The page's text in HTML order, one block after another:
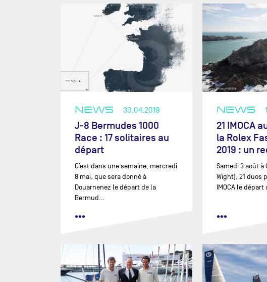
TOM LAPERCHE
TANGUY LEGLATIN
MARIANA LOBATO
XAVIER MACAIRE
SÉBASTIEN MARSSET
JUSTINE METTRAUX
ELODIE-JANE METTRAUX
ARISA MORIYA
GASTON MORVAN
YOANN RICHOMME
JÖRG RIECHERS
THOMAS RUYANT
SCOTT SHAWYER
KOJIRO SHIRAISHI
RESILIENT
TEAMWORK
TR RACING
UNITED BY THE
NEWS 30.04.2019
J-8 Bermudes 1000
Race : 17 solitaires au
départ
C’est dans une semaine, mercredi
8 mai, que sera donné à
Douarnenez le départ de la
Bermud…
•••
NEWS
21 IMOCA
la Rolex
2019 : un
Samedi 3 août à
Wight), 21 duos
IMOCA le départ
•••